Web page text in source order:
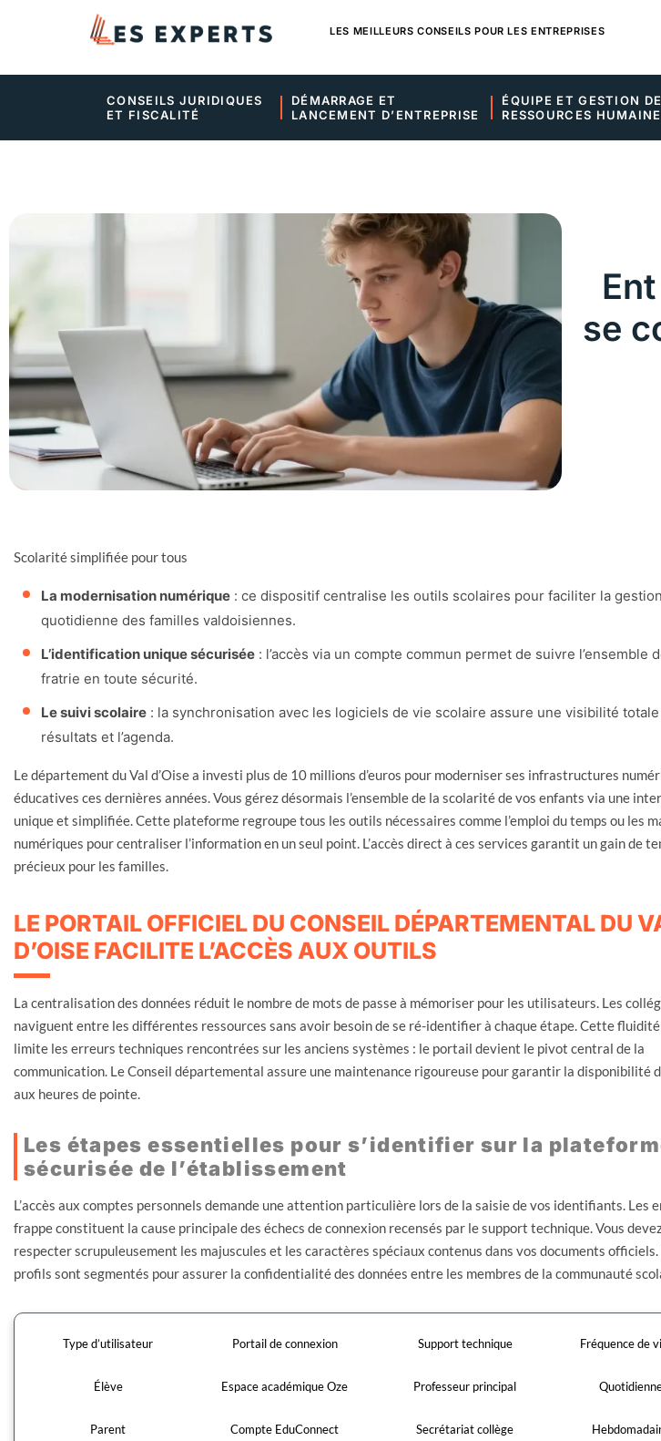
LES MEILLEURS CONSEILS POUR LES ENTREPRISES
CONSEILS JURIDIQUES
ET FISCALITÉ
DÉMARRAGE ET
LANCEMENT D’ENTREPRISE
ÉQUIPE ET GESTION
RESSOURCES
se
Scolarité simplifiée pour tous
La modernisation numérique : ce dispositif centralise les outils scolaires pour faciliter la gestion
quotidienne des familles valdoisiennes.
L’identification unique sécurisée : l’accès via un compte commun permet de suivre l’ensemble
fratrie en toute sécurité.
Le suivi scolaire : la synchronisation avec les logiciels de vie scolaire assure une visibilité
résultats et l’agenda.
Le département du Val d’Oise a investi plus de 10 millions d’euros pour moderniser ses infrastructures
éducatives ces dernières années. Vous gérez désormais l’ensemble de la scolarité de vos enfants via une
unique et simplifiée. Cette plateforme regroupe tous les outils nécessaires comme l’emploi du temps ou les
numériques pour centraliser l’information en un seul point. L’accès direct à ces services garantit un gain de
précieux pour les familles.
LE PORTAIL OFFICIEL DU CONSEIL DÉPARTEMENTAL DU
D’OISE FACILITE L’ACCÈS AUX OUTILS
La centralisation des données réduit le nombre de mots de passe à mémoriser pour les utilisateurs. Les
naviguent entre les différentes ressources sans avoir besoin de se ré-identifier à chaque étape. Cette
limite les erreurs techniques rencontrées sur les anciens systèmes : le portail devient le pivot central de la
communication. Le Conseil départemental assure une maintenance rigoureuse pour garantir la disponibilité
aux heures de pointe.
Les étapes essentielles pour s’identifier sur la
sécurisée de l’établissement
L’accès aux comptes personnels demande une attention particulière lors de la saisie de vos identifiants. Les
frappe constituent la cause principale des échecs de connexion recensés par le support technique. Vous
respecter scrupuleusement les majuscules et les caractères spéciaux contenus dans vos documents officiels.
profils sont segmentés pour assurer la confidentialité des données entre les membres de la communauté
Type d’utilisateur Portail de connexion Support technique Fréquence de
Élève Espace académique Oze Professeur principal
Parent Compte EduConnect Secrétariat collège